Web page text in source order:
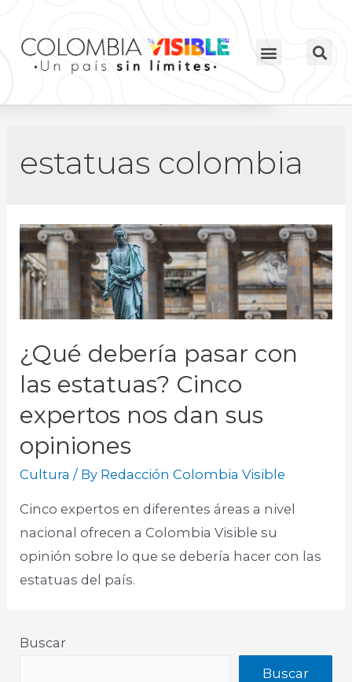
estatuas colombia
¿Qué debería pasar con
las estatuas? Cinco
expertos nos dan sus
opiniones
Cultura / By Redacción Colombia Visible
Cinco expertos en diferentes áreas a nivel
nacional ofrecen a Colombia Visible su
opinión sobre lo que se debería hacer con las
estatuas del país.​
Buscar
Buscar